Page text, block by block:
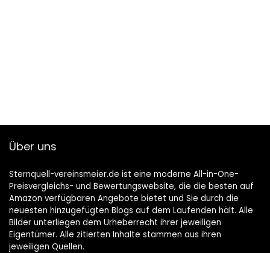
Über uns
Sternquell-vereinsmeier.de ist eine moderne All-in-One-
Preisvergleichs- und Bewertungswebsite, die die besten auf
Amazon verfügbaren Angebote bietet und Sie durch die
neuesten hinzugefügten Blogs auf dem Laufenden hält. Alle
Bilder unterliegen dem Urheberrecht ihrer jeweiligen
Eigentümer. Alle zitierten Inhalte stammen aus ihren
jeweiligen Quellen.